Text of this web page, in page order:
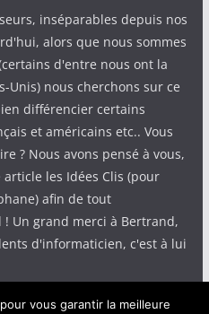
inséparables depuis nos
alors que nous sommes
d'entre nous ont la
Unis) nous cherchons sur ce
différencier certains
et américains etc.. Vous
? Nous avons pensé à vous,
les Idées Clis (pour
afin de tout
Un grand merci à Bertrand,
d'informaticien, c'est à lui
vous garantir la meilleure